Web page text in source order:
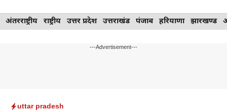
Skip
to
अंतरराष्ट्रीय राष्ट्रीय उत्तर प्रदेश उत्तराखंड पंजाब हरियाणा झारखण्ड
---Advertisement---
uttar pradesh